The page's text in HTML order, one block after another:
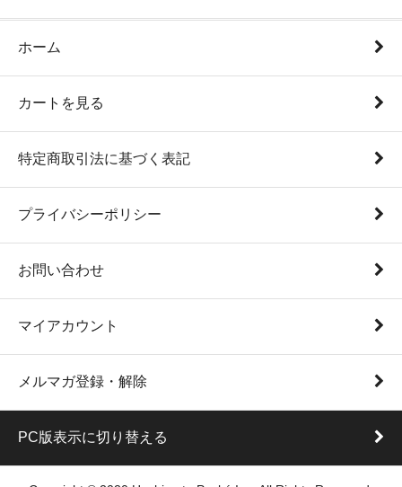
ホーム
カートを見る
特定商取引法に基づく表記
プライバシーポリシー
お問い合わせ
マイアカウント
メルマガ登録・解除
PC版表示に切り替える